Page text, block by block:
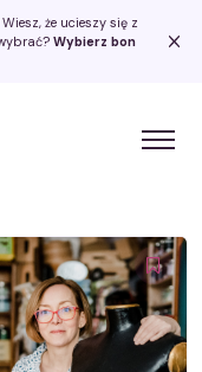
że ucieszy się z
Wybierz bon